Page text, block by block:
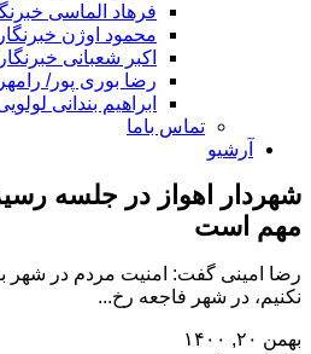
فرهاد الماسی
محمود اوژن خبرنگار
اکبر شعبانی
رضا بوری پور/
ابراهیم بندانی
تماس باما
آرشیو
شهردار اهواز در جلسه
مهم است
رضا امینی گفت: امنیت مردم در شهر
نکنیم، در شهر فاجعه رخ...
بهمن ۲۰, ۱۴۰۰